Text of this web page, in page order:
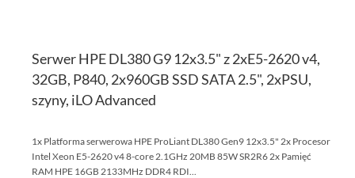
Serwer HPE DL380 G9 12x3.5" z 2xE5-2620 v4,
32GB, P840, 2x960GB SSD SATA 2.5", 2xPSU,
szyny, iLO Advanced
1x Platforma serwerowa HPE ProLiant DL380 Gen9 12x3.5" 2x Procesor
Intel Xeon E5-2620 v4 8-core 2.1GHz 20MB 85W SR2R6 2x Pamięć
RAM HPE 16GB 2133MHz DDR4 RDI...